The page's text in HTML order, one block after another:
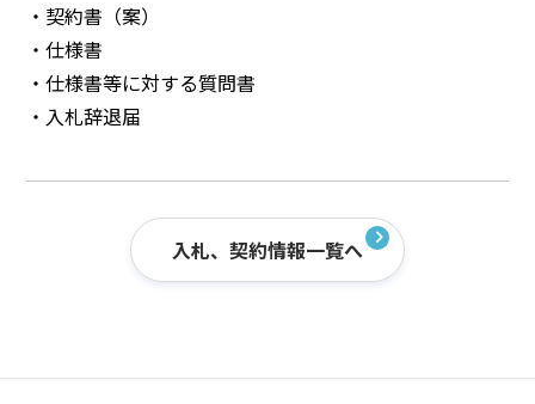
・契約書（案）
・仕様書
・仕様書等に対する質問書
・入札辞退届
入札、契約情報一覧へ